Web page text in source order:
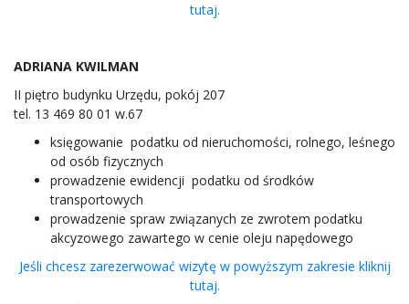
tutaj.
ADRIANA KWILMAN
II piętro budynku Urzędu, pokój 207
tel. 13 469 80 01 w.67
księgowanie podatku od nieruchomości, rolnego, leśnego
od osób fizycznych
prowadzenie ewidencji podatku od środków
transportowych
prowadzenie spraw związanych ze zwrotem podatku
akcyzowego zawartego w cenie oleju napędowego
Jeśli chcesz zarezerwować wizytę w powyższym zakresie kliknij
tutaj.